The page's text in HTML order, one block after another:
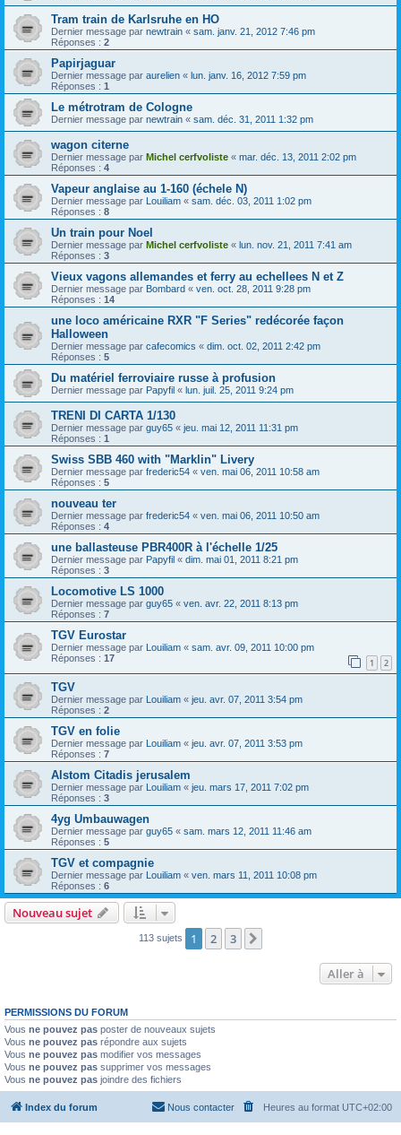
Tram train de Karlsruhe en HO
Dernier message par newtrain « sam. janv. 21, 2012 7:46 pm
Réponses : 2
Papirjaguar
Dernier message par aurelien « lun. janv. 16, 2012 7:59 pm
Réponses : 1
Le métrotram de Cologne
Dernier message par newtrain « sam. déc. 31, 2011 1:32 pm
wagon citerne
Dernier message par Michel cerfvoliste « mar. déc. 13, 2011 2:02 pm
Réponses : 4
Vapeur anglaise au 1-160 (échele N)
Dernier message par Louiliam « sam. déc. 03, 2011 1:02 pm
Réponses : 8
Un train pour Noel
Dernier message par Michel cerfvoliste « lun. nov. 21, 2011 7:41 am
Réponses : 3
Vieux vagons allemandes et ferry au echellees N et Z
Dernier message par Bombard « ven. oct. 28, 2011 9:28 pm
Réponses : 14
une loco américaine RXR "F Series" redécorée façon
Halloween
Dernier message par cafecomics « dim. oct. 02, 2011 2:42 pm
Réponses : 5
Du matériel ferroviaire russe à profusion
Dernier message par Papyfil « lun. juil. 25, 2011 9:24 pm
TRENI DI CARTA 1/130
Dernier message par guy65 « jeu. mai 12, 2011 11:31 pm
Réponses : 1
Swiss SBB 460 with "Marklin" Livery
Dernier message par frederic54 « ven. mai 06, 2011 10:58 am
Réponses : 5
nouveau ter
Dernier message par frederic54 « ven. mai 06, 2011 10:50 am
Réponses : 4
une ballasteuse PBR400R à l'échelle 1/25
Dernier message par Papyfil « dim. mai 01, 2011 8:21 pm
Réponses : 3
Locomotive LS 1000
Dernier message par guy65 « ven. avr. 22, 2011 8:13 pm
Réponses : 7
TGV Eurostar
Dernier message par Louiliam « sam. avr. 09, 2011 10:00 pm
Réponses : 17 1 2
TGV
Dernier message par Louiliam « jeu. avr. 07, 2011 3:54 pm
Réponses : 2
TGV en folie
Dernier message par Louiliam « jeu. avr. 07, 2011 3:53 pm
Réponses : 7
Alstom Citadis jerusalem
Dernier message par Louiliam « jeu. mars 17, 2011 7:02 pm
Réponses : 3
4yg Umbauwagen
Dernier message par guy65 « sam. mars 12, 2011 11:46 am
Réponses : 5
TGV et compagnie
Dernier message par Louiliam « ven. mars 11, 2011 10:08 pm
Réponses : 6
Nouveau sujet
113 sujets 1 2 3
Aller à
PERMISSIONS DU FORUM
Vous ne pouvez pas poster de nouveaux sujets
Vous ne pouvez pas répondre aux sujets
Vous ne pouvez pas modifier vos messages
Vous ne pouvez pas supprimer vos messages
Vous ne pouvez pas joindre des fichiers
Index du forum Heures au format UTC+02:00
Nous contacter